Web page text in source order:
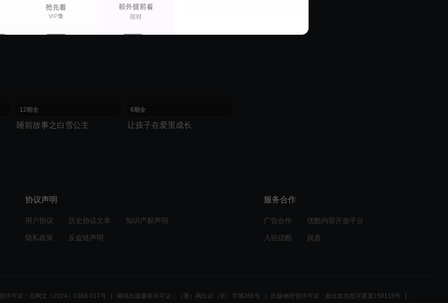
12期全
睡前故事之白雪公主
6期全
让孩子在爱里成长
协议声明
用户协议 历史协议文本 知识产权声明
隐私政策 反盗链声明
服务合作
广告合作 优酷内容开放平台
入驻优酷 娱盘
许可证：京网文（2024）0368-017号 网络出版服务许可证：（署）网出证（京）字第266号 出版物经营许可证：新出发京批字第直150118号
线价说明：优酷展示的划线价为建议零售价